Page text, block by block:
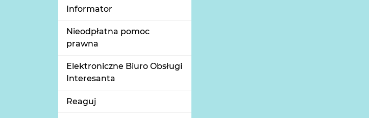
Informator
Nieodpłatna pomoc
prawna
Elektroniczne Biuro Obsługi
Interesanta
Reaguj